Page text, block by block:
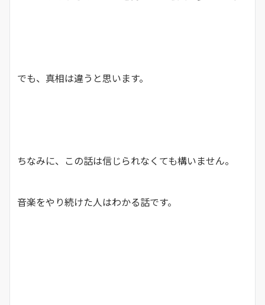
でも、真相は違うと思います。
ちなみに、この話は信じられなくても構いません。
音楽をやり続けた人はわかる話です。